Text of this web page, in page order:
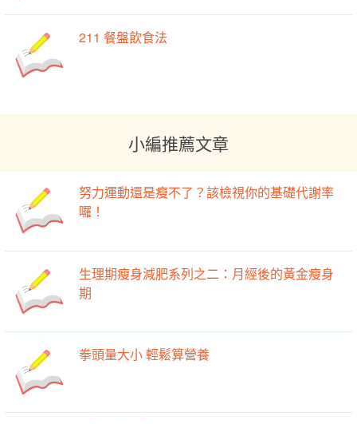
211 餐盤飲食法
小編推薦文章
努力運動還是瘦不了？該檢視你的基礎代謝率
囉！
生理期瘦身減肥系列之二：月經後的黃金瘦身
期
拳頭量大小 輕鬆算營養